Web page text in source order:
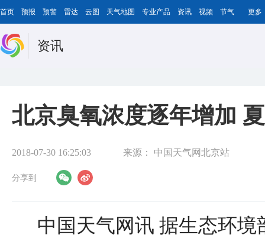
首页 预报 预警 雷达 云图 天气地图 专业产品 资讯 视频 节气 更多
资讯
北京臭氧浓度逐年增加
2018-07-30 16:25:03 来源： 中国天气网北京站
分享到
中国天气网讯 据生态环